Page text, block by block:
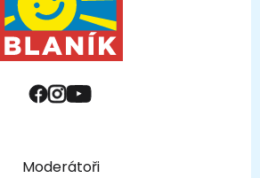
Moderátoři